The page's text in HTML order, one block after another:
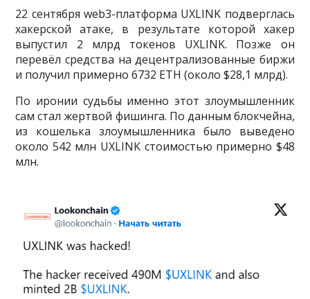
22 сентября web3-платформа UXLINK подверглась
хакерской атаке, в результате которой хакер
выпустил 2 млрд токенов UXLINK. Позже он
перевёл средства на децентрализованные биржи
и получил примерно 6732 ETH (около $28,1 млрд).
По иронии судьбы именно этот злоумышленник
сам стал жертвой фишинга. По данным блокчейна,
из кошелька злоумышленника было выведено
около 542 млн UXLINK стоимостью примерно $48
млн.